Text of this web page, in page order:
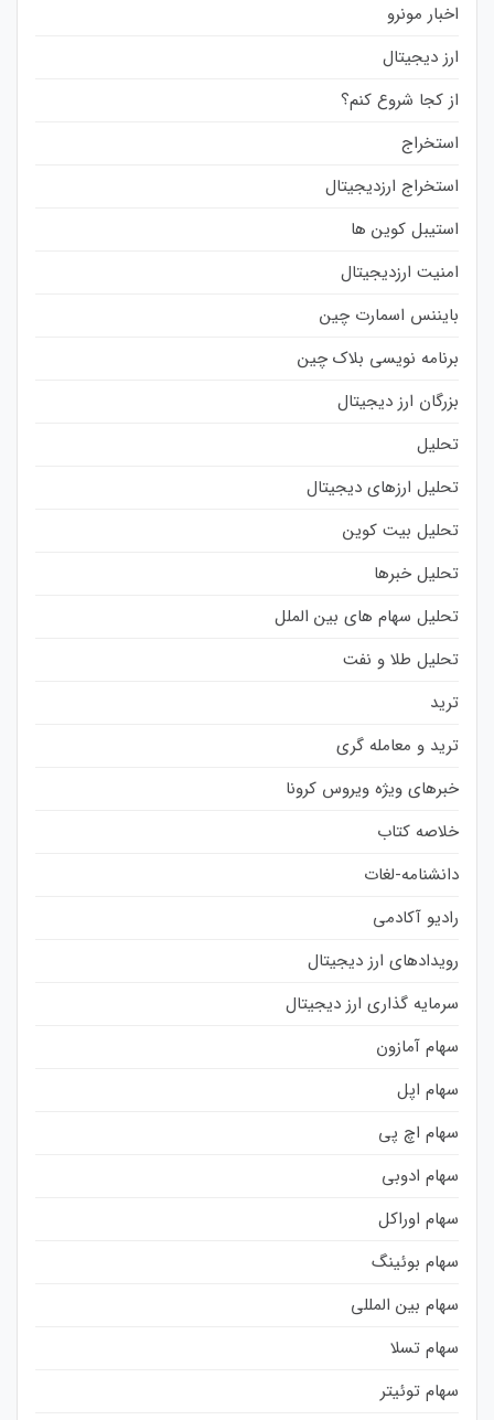
اخبار مونرو
ارز دیجیتال
از کجا شروع کنم؟
استخراج
استخراج ارزدیجیتال
استیبل کوین ها
امنیت ارزدیجیتال
بایننس اسمارت چین
برنامه نویسی بلاک چین
بزرگان ارز دیجیتال
تحلیل
تحلیل ارزهای دیجیتال
تحلیل بیت کوین
تحلیل خبرها
تحلیل سهام های بین الملل
تحلیل طلا و نفت
ترید
ترید و معامله گری
خبرهای ویژه ویروس کرونا
خلاصه کتاب
دانشنامه-لغات
رادیو آکادمی
رویدادهای ارز دیجیتال
سرمایه گذاری ارز دیجیتال
سهام آمازون
سهام اپل
سهام اچ پی
سهام ادوبی
سهام اوراکل
سهام بوئینگ
سهام بین المللی
سهام تسلا
سهام توئیتر